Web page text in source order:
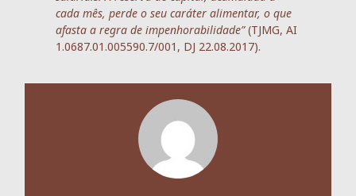
cada mês, perde o seu caráter alimentar, o que
afasta a regra de impenhorabilidade”(TJMG, AI
1.0687.01.005590.7/001, DJ 22.08.2017).